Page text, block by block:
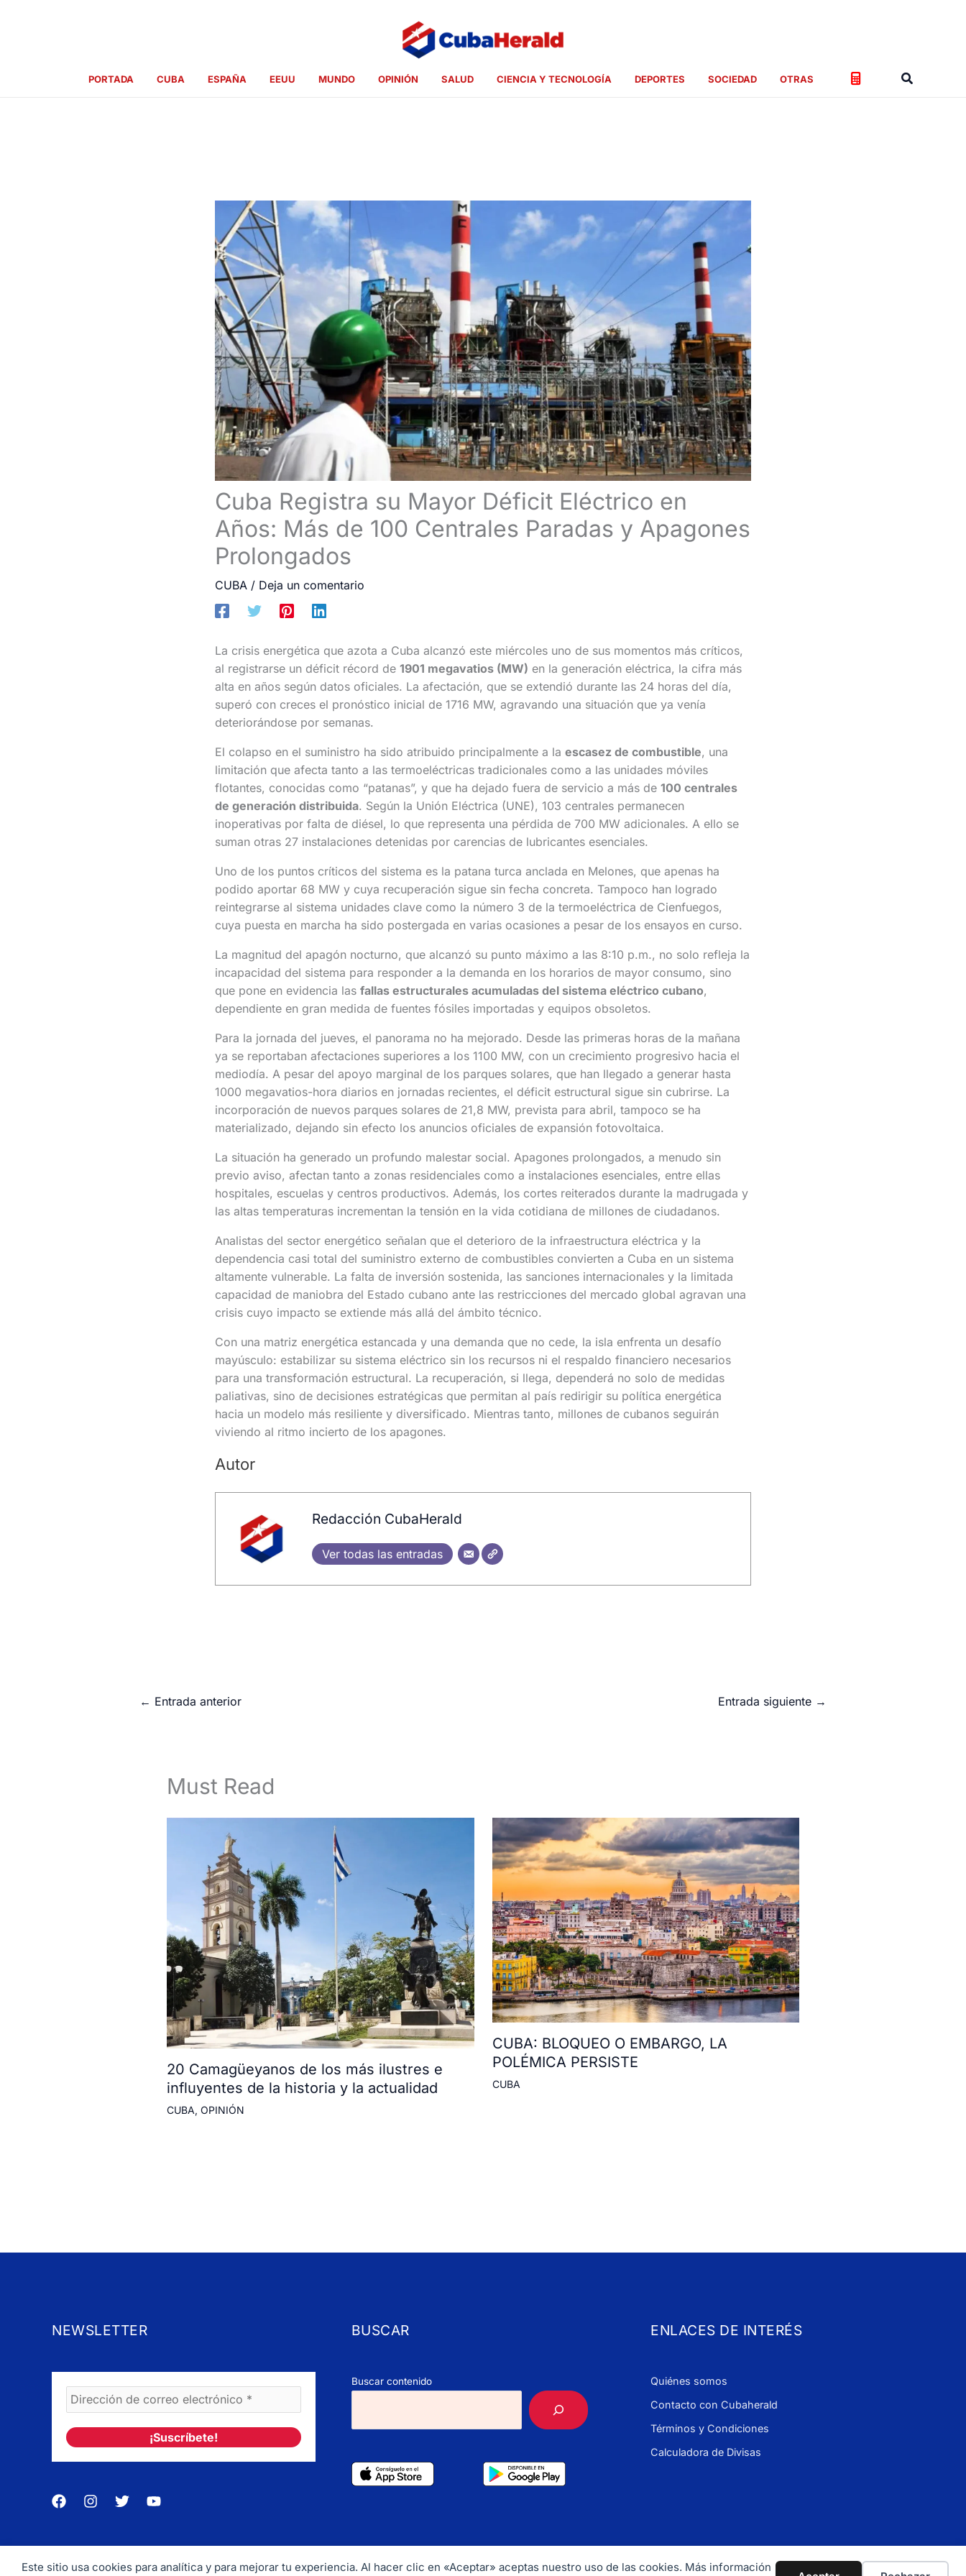
Este sitio usa cookies para analítica y para mejorar tu experiencia. Al hacer clic en «Aceptar» aceptas nuestro uso de las cookies. Más información
PORTADA CUBA ESPAÑA EEUU MUNDO OPINIÓN SALUD CIENCIA Y TECNOLOGÍA DEPORTES SOCIEDAD OTRAS Buscar
Cuba Registra su Mayor Déficit Eléctrico en
Años: Más de 100 Centrales Paradas y Apagones
Prolongados
CUBA/ Deja un comentario
La crisis energética que azota a Cuba alcanzó este miércoles uno de sus momentos más críticos,
al registrarse un déficit récord de 1901 megavatios (MW) en la generación eléctrica, la cifra más
alta en años según datos oficiales. La afectación, que se extendió durante las 24 horas del día,
superó con creces el pronóstico inicial de 1716 MW, agravando una situación que ya venía
deteriorándose por semanas.
El colapso en el suministro ha sido atribuido principalmente a la escasez de combustible, una
limitación que afecta tanto a las termoeléctricas tradicionales como a las unidades móviles
flotantes, conocidas como “patanas”, y que ha dejado fuera de servicio a más de 100 centrales
de generación distribuida. Según la Unión Eléctrica (UNE), 103 centrales permanecen
inoperativas por falta de diésel, lo que representa una pérdida de 700 MW adicionales. A ello se
suman otras 27 instalaciones detenidas por carencias de lubricantes esenciales.
Uno de los puntos críticos del sistema es la patana turca anclada en Melones, que apenas ha
podido aportar 68 MW y cuya recuperación sigue sin fecha concreta. Tampoco han logrado
reintegrarse al sistema unidades clave como la número 3 de la termoeléctrica de Cienfuegos,
cuya puesta en marcha ha sido postergada en varias ocasiones a pesar de los ensayos en curso.
La magnitud del apagón nocturno, que alcanzó su punto máximo a las 8:10 p.m., no solo refleja la
incapacidad del sistema para responder a la demanda en los horarios de mayor consumo, sino
que pone en evidencia las fallas estructurales acumuladas del sistema eléctrico cubano,
dependiente en gran medida de fuentes fósiles importadas y equipos obsoletos.
Para la jornada del jueves, el panorama no ha mejorado. Desde las primeras horas de la mañana
ya se reportaban afectaciones superiores a los 1100 MW, con un crecimiento progresivo hacia el
mediodía. A pesar del apoyo marginal de los parques solares, que han llegado a generar hasta
1000 megavatios-hora diarios en jornadas recientes, el déficit estructural sigue sin cubrirse. La
incorporación de nuevos parques solares de 21,8 MW, prevista para abril, tampoco se ha
materializado, dejando sin efecto los anuncios oficiales de expansión fotovoltaica.
La situación ha generado un profundo malestar social. Apagones prolongados, a menudo sin
previo aviso, afectan tanto a zonas residenciales como a instalaciones esenciales, entre ellas
hospitales, escuelas y centros productivos. Además, los cortes reiterados durante la madrugada y
las altas temperaturas incrementan la tensión en la vida cotidiana de millones de ciudadanos.
Analistas del sector energético señalan que el deterioro de la infraestructura eléctrica y la
dependencia casi total del suministro externo de combustibles convierten a Cuba en un sistema
altamente vulnerable. La falta de inversión sostenida, las sanciones internacionales y la limitada
capacidad de maniobra del Estado cubano ante las restricciones del mercado global agravan una
crisis cuyo impacto se extiende más allá del ámbito técnico.
Con una matriz energética estancada y una demanda que no cede, la isla enfrenta un desafío
mayúsculo: estabilizar su sistema eléctrico sin los recursos ni el respaldo financiero necesarios
para una transformación estructural. La recuperación, si llega, dependerá no solo de medidas
paliativas, sino de decisiones estratégicas que permitan al país redirigir su política energética
hacia un modelo más resiliente y diversificado. Mientras tanto, millones de cubanos seguirán
viviendo al ritmo incierto de los apagones.
Autor
Redacción CubaHerald
Ver todas las entradas
← Entrada anterior Entrada siguiente →
Must Read
20 Camagüeyanos de los más ilustres e
influyentes de la historia y la actualidad
CUBA, OPINIÓN
CUBA: BLOQUEO O EMBARGO, LA
POLÉMICA PERSISTE
CUBA
NEWSLETTER BUSCAR
Buscar contenido
ENLACES DE INTERÉS
Quiénes somos
Contacto con Cubaherald
Términos y Condiciones
Calculadora de Divisas
Copyright © 2026 CubaHerald. Email:info@cubaherald.com Tel. +1 202 900 1114